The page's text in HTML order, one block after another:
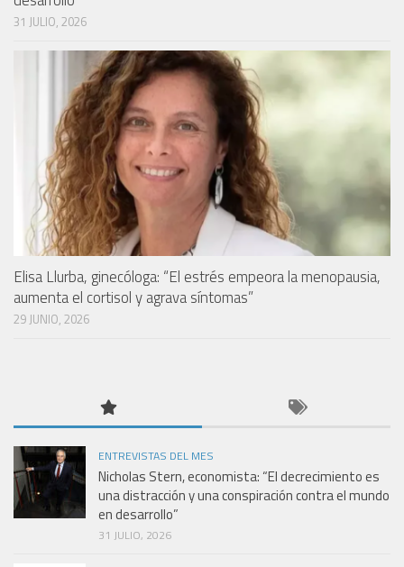
31 JULIO, 2026
Elisa Llurba, ginecóloga: “El estrés empeora la menopausia,
aumenta el cortisol y agrava síntomas”
29 JUNIO, 2026
ENTREVISTAS DEL MES
Nicholas Stern, economista: “El decrecimiento es
una distracción y una conspiración contra el mundo
en desarrollo”
31 JULIO, 2026